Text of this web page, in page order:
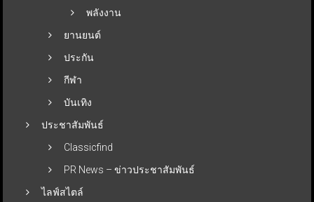
พลังงาน
ยานยนต์
ประกัน
กีฬา
บันเทิง
ประชาสัมพันธ์
Classicfind
PR News – ข่าวประชาสัมพันธ์
ไลฟ์สไตล์